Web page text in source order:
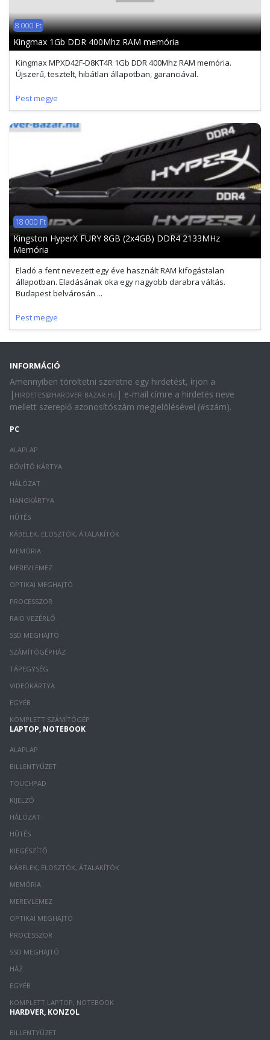
8 000 Ft
Kingmax 1Gb DDR 400Mhz RAM memória
Kingmax MPXD42F-D8KT4R 1Gb DDR 400Mhz RAM memória.
Újszerű, tesztelt, hibátlan állapotban, garanciával.
Pest megye
18 000 Ft
Kingston HyperX FURY 8GB (2x4GB) DDR4 2133MHz
Memória
Eladó a fent nevezett egy éve használt RAM kifogástalan
állapotban. Eladásának oka egy nagyobb darabra váltás.
Budapest belvárosán ...
Pest megye
INFORMÁCIÓ
Amennyiben töröltetni szeretne egy hirdetést, írjon a
| HIRDETES@HARDVER-BAZAR.HU | e-mail címre a hirdetés neve
mellett szereplő azonosítószám megjelölésével (#szám).
PC
ALAPLAP
BŐVÍTŐ KÁRTYA
HÁLÓZAT
HANGKÁRTYA
HŰTÉS
KÁBELEK, ELOSZTÓK, ÁTALAKÍTÓK
MEMÓRIA
MEREVLEMEZ
OPTIKAI MEGHAJTÓ
PROCESSZOR
RAID VEZÉRLŐ
SSD MEGHAJTÓ
SZÁMÍTÓGÉPHÁZ
TÁPEGYSÉG
VIDEÓKÁRTYA
EGYÉB
KOMPLETT SZÁMÍTÓGÉP
LAPTOP, NOTEBOOK
ALAPLAP
BILLENTYŰZET
TOUCHPAD
KIJELZŐ
HÁLÓZAT
HŰTÉS
KIEGÉSZÍTŐ
KÁBELEK, ELOSZTÓK, ÁTALAKÍTÓK
MEMÓRIA
MEREVLEMEZ
OPTIKAI MEGHAJTÓ
PROCESSZOR
SSD MEGHAJTÓ
HÁZ
EGYÉB
KOMPLETT LAPTOP, NOTEBOOK
HARDVER, KONZOL
BILLENTYŰZET